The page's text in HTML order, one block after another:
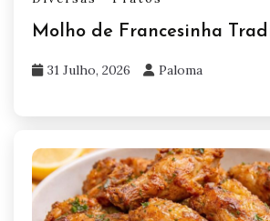
Molho de Francesinha
31 Julho, 2026 Paloma